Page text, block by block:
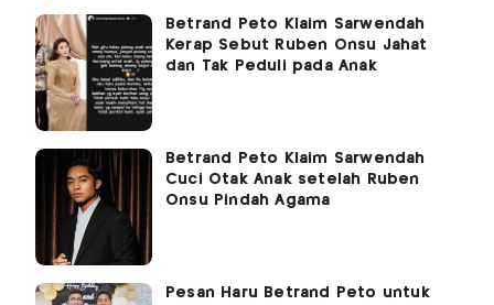
Betrand Peto Klaim Sarwendah
Kerap Sebut Ruben Onsu Jahat
dan Tak Peduli pada Anak
Betrand Peto Klaim Sarwendah
Cuci Otak Anak setelah Ruben
Onsu Pindah Agama
Pesan Haru Betrand Peto untuk